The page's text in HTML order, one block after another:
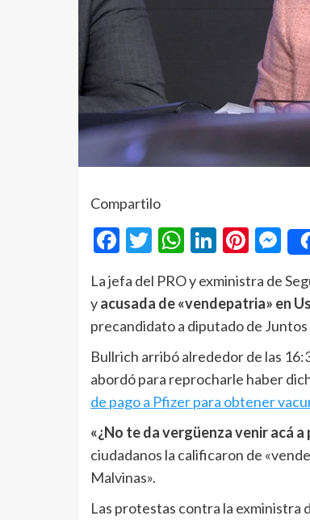
Compartilo
Facebook
Twitter
WhatsApp
La jefa del PRO y exministra de
yacusada de «vendepatria» en
precandidato a diputado de
Bullrich arribó alrededor de las
abordó para reprocharle haber
de pago a Pfizer para obtener
«¿No te da vergüenza venir acá
ciudadanos la calificaron de
Malvinas».
Las protestas contra la exministra